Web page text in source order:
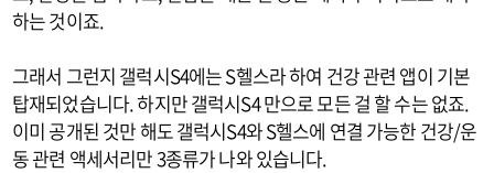
하는 것이죠.
그래서 그런지 갤럭시S4에는 S헬스라 하여 건강 관련 앱이 기본
탑재되었습니다. 하지만 갤럭시S4 만으로 모든 걸 할 수는 없죠.
이미 공개된 것만 해도 갤럭시S4와 S헬스에 연결 가능한 건강/운
동 관련 액세서리만 3종류가 나와 있습니다.